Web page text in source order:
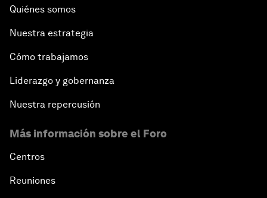
Quiénes somos
Nuestra estrategia
Cómo trabajamos
Liderazgo y gobernanza
Nuestra repercusión
Más información sobre el Foro
Centros
Reuniones